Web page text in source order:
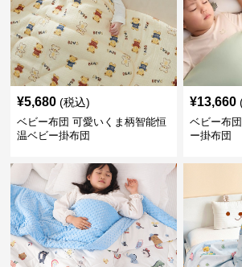
¥5,680 (税込)
ベビー布団 可愛いくま柄智能恒
温ベビー掛布団
¥13,660
ベビー布
ー掛布団